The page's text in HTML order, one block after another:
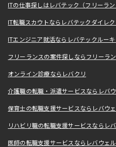
ITの仕事探しはレバテック（フリーラ
IT転職スカウトならレバテックダイレク
ITエンジニア就活ならレバテックルー
フリーランスの案件探しならフリーラ
オンライン診療ならレバクリ
介護職の転職・派遣サービスならレバ
保育士の転職支援サービスならレバウ
リハビリ職の転職支援サービスならレ
医師の転職支援サービスならレバウェ